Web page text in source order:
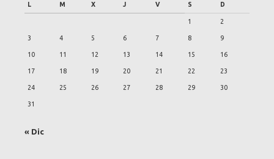
L M X J V S D
1 2
3 4 5 6 7 8 9
10 11 12 13 14 15 16
17 18 19 20 21 22 23
24 25 26 27 28 29 30
31
« Dic